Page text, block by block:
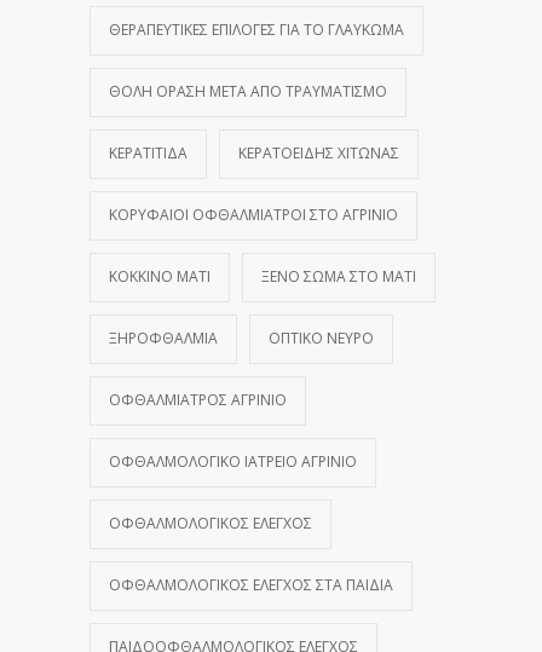
ΘΕΡΑΠΕΥΤΙΚΈΣ ΕΠΙΛΟΓΈΣ ΓΙΑ ΤΟ ΓΛΑΎΚΩΜΑ
ΘΟΛΉ ΌΡΑΣΗ ΜΕΤΆ ΑΠΌ ΤΡΑΥΜΑΤΙΣΜΌ
ΚΕΡΑΤΊΤΙΔΑ ΚΕΡΑΤΟΕΙΔΉΣ ΧΙΤΏΝΑΣ
ΚΟΡΥΦΑΊΟΙ ΟΦΘΑΛΜΊΑΤΡΟΙ ΣΤΟ ΑΓΡΊΝΙΟ
ΚΌΚΚΙΝΟ ΜΆΤΙ ΞΈΝΟ ΣΏΜΑ ΣΤΟ ΜΆΤΙ
ΞΗΡΟΦΘΑΛΜΊΑ ΟΠΤΙΚΌ ΝΕΎΡΟ
ΟΦΘΑΛΜΊΑΤΡΟΣ ΑΓΡΊΝΙΟ
ΟΦΘΑΛΜΟΛΟΓΙΚΌ ΙΑΤΡΕΊΟ ΑΓΡΊΝΙΟ
ΟΦΘΑΛΜΟΛΟΓΙΚΌΣ ΈΛΕΓΧΟΣ
ΟΦΘΑΛΜΟΛΟΓΙΚΌΣ ΈΛΕΓΧΟΣ ΣΤΑ ΠΑΙΔΙΆ
ΠΑΙΔΟΟΦΘΑΛΜΟΛΟΓΙΚΌΣ ΈΛΕΓΧΟΣ